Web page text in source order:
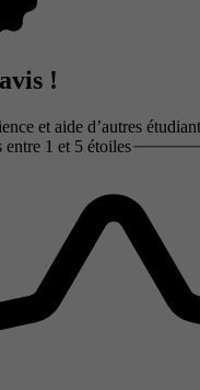
!
et aide d’autres
1 et 5 étoiles